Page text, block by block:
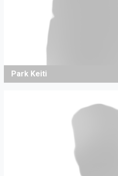
Park Keiti